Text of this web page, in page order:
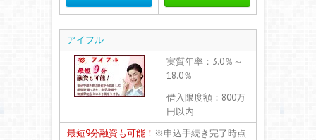
アイフル
実質年率：3.0％～
18.0％
借入限度額：800万
円以内
最短9分融資も可能！ ※申込手続き完了時点